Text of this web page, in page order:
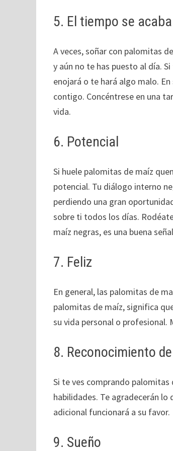
5. El tiempo se acaba
A veces, soñar con palomitas
y aún no te has puesto al día.
enojará o te hará algo malo.
contigo. Concéntrese en una
vida.
6. Potencial
Si huele palomitas de maíz
potencial. Tu diálogo interno
perdiendo una gran
sobre ti todos los días.
maíz negras, es una buena
7. Feliz
En general, las palomitas de
palomitas de maíz, significa
su vida personal o profesional.
8. Reconocimiento
Si te ves comprando palomitas
habilidades. Te agradecerán lo
adicional funcionará a su favor.
9. Sueño